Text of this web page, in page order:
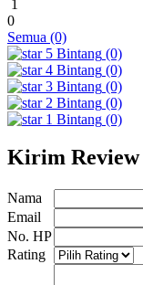
1
0
Semua (0)
5 Bintang (0)
4 Bintang (0)
3 Bintang (0)
2 Bintang (0)
1 Bintang (0)
Kirim Review
Nama
Email
No. HP
Rating